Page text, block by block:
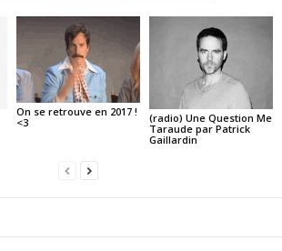
On se retrouve en 2017 !
<3
(radio) Une Question Me
Taraude par Patrick
Gaillardin